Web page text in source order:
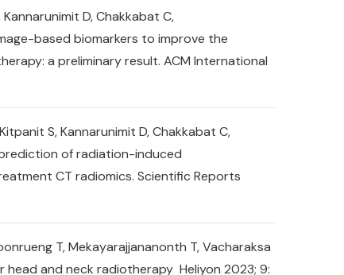
D, Chakkabat C,
based biomarkers to improve the
a preliminary result. ACM International
S, Kannarunimit D, Chakkabat C,
prediction of radiation-induced
CT radiomics. Scientific Reports
T, Mekayarajjananonth T, Vacharaksa
and neck radiotherapy Heliyon 2023; 9: